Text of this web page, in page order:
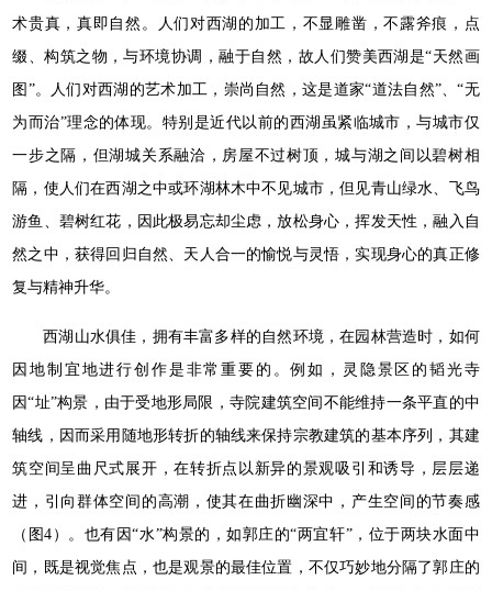
术贵真，真即自然。人们对西湖的加工，不显雕凿，不露斧痕，点
缀、构筑之物，与环境协调，融于自然，故人们赞美西湖是“天然画
图”。人们对西湖的艺术加工，崇尚自然，这是道家“道法自然”、“无
为而治”理念的体现。特别是近代以前的西湖虽紧临城市，与城市仅
一步之隔，但湖城关系融洽，房屋不过树顶，城与湖之间以碧树相
隔，使人们在西湖之中或环湖林木中不见城市，但见青山绿水、飞鸟
游鱼、碧树红花，因此极易忘却尘虑，放松身心，挥发天性，融入自
然之中，获得回归自然、天人合一的愉悦与灵悟，实现身心的真正修
复与精神升华。
西湖山水俱佳，拥有丰富多样的自然环境，在园林营造时，如何
因地制宜地进行创作是非常重要的。例如，灵隐景区的韬光寺
因“址”构景，由于受地形局限，寺院建筑空间不能维持一条平直的中
轴线，因而采用随地形转折的轴线来保持宗教建筑的基本序列，其建
筑空间呈曲尺式展开，在转折点以新异的景观吸引和诱导，层层递
进，引向群体空间的高潮，使其在曲折幽深中，产生空间的节奏感
（图4）。也有因“水”构景的，如郭庄的“两宜轩”，位于两块水面中
间，既是视觉焦点，也是观景的最佳位置，不仅巧妙地分隔了郭庄的